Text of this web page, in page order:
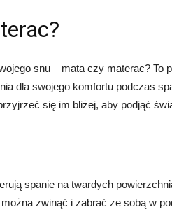
snu – mata czy materac? To
dla swojego komfortu podczas
się im bliżej, aby podjąć
spanie na twardych
zwinąć i zabrać ze sobą w